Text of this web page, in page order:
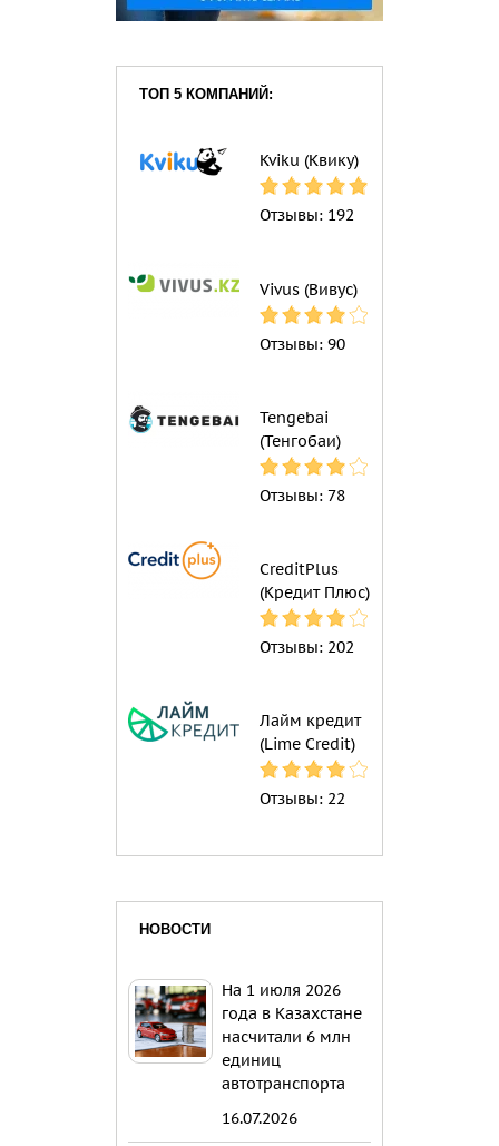
ТОП 5 КОМПАНИЙ:
Kviku (Квику)
Отзывы: 192
Vivus (Вивус)
Отзывы: 90
Tengebai
(Тенгобаи)
Отзывы: 78
CreditPlus
(Кредит Плюс)
Отзывы: 202
Лайм кредит
(Lime Credit)
Отзывы: 22
НОВОСТИ
На 1 июля 2026
года в Казахстане
насчитали 6 млн
единиц
автотранспорта
16.07.2026